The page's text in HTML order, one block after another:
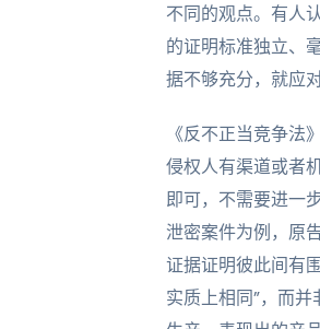
不同的观点。有人
的证明标准独立、
据不够充分，就应
《反不正当竞争法
侵权人有渠道或者
即可，不需要进一
泄密案件为例，原
证据证明彼此间有
实质上相同”，而